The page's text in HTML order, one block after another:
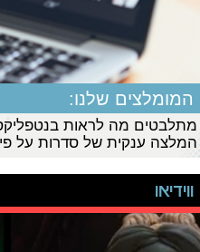
המומלצים שלנו:
מתלבטים מה לראות
המלצה ענקית של סדרות על
ווידיאו